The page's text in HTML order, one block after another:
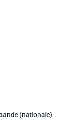
(nationale)